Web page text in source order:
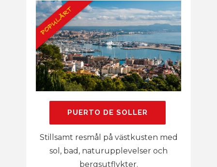
PUERTO DE SOLLER
Stillsamt resmål på västkusten med
sol, bad, naturupplevelser och
bergsutflykter.